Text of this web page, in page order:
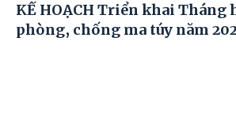
KẾ HOẠCH Triển khai Tháng
phòng, chống ma túy năm